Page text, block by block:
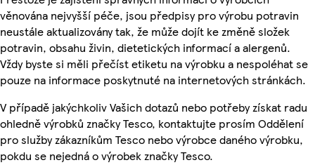
věnována nejvyšší péče, jsou předpisy pro výrobu potravin
neustále aktualizovány tak, že může dojít ke změně složek
potravin, obsahu živin, dietetických informací a alergenů.
Vždy byste si měli přečíst etiketu na výrobku a nespoléhat se
pouze na informace poskytnuté na internetových stránkách.
V případě jakýchkoliv Vašich dotazů nebo potřeby získat radu
ohledně výrobků značky Tesco, kontaktujte prosím Oddělení
pro služby zákazníkům Tesco nebo výrobce daného výrobku,
pokdu se nejedná o výrobek značky Tesco.